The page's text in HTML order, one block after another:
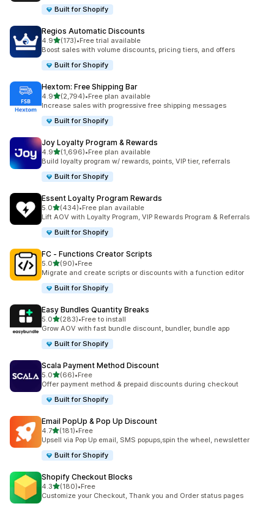
Built for Shopify
Regios Automatic Discounts
4.9เต็ม 5 ดาว
(173)
ทั้งหมด 173 รีวิว
•Free trial available
Boost sales with volume discounts, pricing tiers, and offers
Built for Shopify
Hextom: Free Shipping Bar
4.9เต็ม 5 ดาว
(2,794)
ทั้งหมด 2794 รีวิว
•Free plan available
Increase sales with progressive free shipping messages
Built for Shopify
Joy Loyalty Program & Rewards
4.9เต็ม 5 ดาว
(1,696)
ทั้งหมด 1696 รีวิว
•Free plan available
Build loyalty program w/ rewards, points, VIP tier, referrals
Built for Shopify
Essent Loyalty Program Rewards
5.0เต็ม 5 ดาว
(434)
ทั้งหมด 434 รีวิว
•Free plan available
Lift AOV with Loyalty Program, VIP Rewards Program & Referrals
Built for Shopify
FC ‑ Functions Creator Scripts
5.0เต็ม 5 ดาว
(90)
ทั้งหมด 90 รีวิว
•Free
Migrate and create scripts or discounts with a function editor
Built for Shopify
Easy Bundles Quantity Breaks
5.0เต็ม 5 ดาว
(283)
ทั้งหมด 283 รีวิว
•Free to install
Grow AOV with fast bundle discount, bundler, bundle app
Built for Shopify
Scala Payment Method Discount
5.0เต็ม 5 ดาว
(66)
ทั้งหมด 66 รีวิว
•Free
Offer payment method & prepaid discounts during checkout
Built for Shopify
Email PopUp & Pop Up Discount
4.7เต็ม 5 ดาว
(181)
ทั้งหมด 181 รีวิว
•Free
Upsell via Pop Up email, SMS popups,spin the wheel, newsletter
Built for Shopify
Shopify Checkout Blocks
4.3เต็ม 5 ดาว
(180)
ทั้งหมด 180 รีวิว
•Free
Customize your Checkout, Thank you and Order status pages